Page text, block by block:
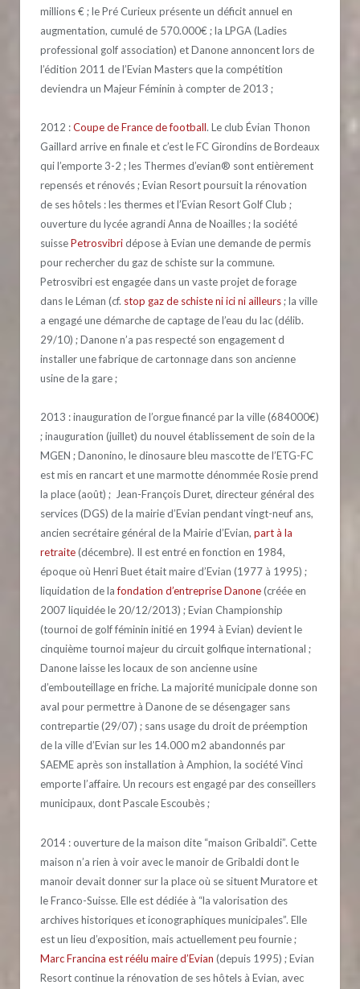
millions € ; le Pré Curieux présente un déficit annuel en
augmentation, cumulé de 570.000€ ; la LPGA (Ladies
professional golf association) et Danone annoncent lors de
l’édition 2011 de l’Evian Masters que la compétition
deviendra un Majeur Féminin à compter de 2013 ;
2012 :Coupe de France de football. Le club Évian Thonon
Gaillard arrive en finale et c’est le FC Girondins de Bordeaux
qui l’emporte 3-2 ; les Thermes d’evian® sont entièrement
repensés et rénovés ; Evian Resort poursuit la rénovation
de ses hôtels : les thermes et l’Evian Resort Golf Club ;
ouverture du lycée agrandi Anna de Noailles ; la société
suissePetrosvibridépose à Evian une demande de permis
pour rechercher du gaz de schiste sur la commune.
Petrosvibri est engagée dans un vaste projet de forage
dans le Léman (cf. stop gaz de schiste ni ici ni ailleurs; la ville
a engagé une démarche de captage de l’eau du lac (délib.
29/10) ; Danone n’a pas respecté son engagement d
installer une fabrique de cartonnage dans son ancienne
usine de la gare ;
2013 : inauguration de l’orgue financé par la ville (684000€)
; inauguration (juillet) du nouvel établissement de soin de la
MGEN ; Danonino, le dinosaure bleu mascotte de l’ETG-FC
est mis en rancart et une marmotte dénommée Rosie prend
la place (août) ; Jean-François Duret, directeur général des
services (DGS) de la mairie d’Evian pendant vingt-neuf ans,
ancien secrétaire général de la Mairie d’Evian, part à la
retraite(décembre). Il est entré en fonction en 1984,
époque où Henri Buet était maire d’Evian (1977 à 1995) ;
liquidation de lafondation d’entreprise Danone(créée en
2007 liquidée le 20/12/2013) ; Evian Championship
(tournoi de golf féminin initié en 1994 à Evian) devient le
cinquième tournoi majeur du circuit golfique international ;
Danone laisse les locaux de son ancienne usine
d’embouteillage en friche. La majorité municipale donne son
aval pour permettre à Danone de se désengager sans
contrepartie (29/07) ; sans usage du droit de préemption
de la ville d’Evian sur les 14.000 m2 abandonnés par
SAEME après son installation à Amphion, la société Vinci
emporte l’affaire. Un recours est engagé par des conseillers
municipaux, dont Pascale Escoubès ;
2014 : ouverture de la maison dite “maison Gribaldi”. Cette
maison n’a rien à voir avec le manoir de Gribaldi dont le
manoir devait donner sur la place où se situent Muratore et
le Franco-Suisse. Elle est dédiée à “la valorisation des
archives historiques et iconographiques municipales”. Elle
est un lieu d’exposition, mais actuellement peu fournie ;
Marc Francina est réélu maire d’Evian (depuis 1995) ; Evian
Resort continue la rénovation de ses hôtels à Evian, avec